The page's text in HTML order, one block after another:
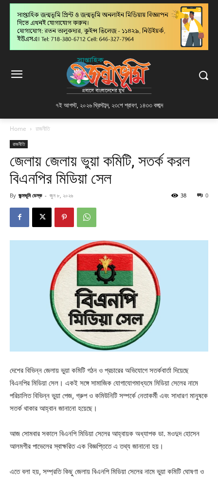
৭ই আগস্ট, ২০২৬ খ্রিস্টাব্দ, ২৩শে শ্রাবণ, ১৪৩৩ বঙ্গাব্দ
Home রাজনীতি
রাজনীতি
জেলায় জেলায় ভুয়া কমিটি, সতর্ক করল
বিএনপির মিডিয়া সেল
By জন্মভূমি ডেস্ক - জুন ৮, ২০২৬ 0
38
দেশের বিভিন্ন জেলায় ভুয়া কমিটি গঠন ও প্রচারের অভিযোগে সতর্কবার্তা দিয়েছে
বিএনপির মিডিয়া সেল। একই সঙ্গে সামাজিক যোগাযোগমাধ্যমে মিডিয়া সেলের নামে
পরিচালিত বিভিন্ন ভুয়া পেজ, গ্রুপ ও কমিউনিটি সম্পর্কে নেতাকর্মী এবং সাধারণ মানুষকে
সতর্ক থাকার আহ্বান জানানো হয়েছে।
আজ সোমবার সকালে বিএনপি মিডিয়া সেলের আহ্বায়ক অধ্যাপক ডা. মওদুদ হোসেন
আলমগীর পাভেলের স্বাক্ষরিত এক বিজ্ঞপ্তিতে এ তথ্য জানানো হয়।
এতে বলা হয়, সম্প্রতি কিছু জেলায় বিএনপি মিডিয়া সেলের নামে ভুয়া কমিটি ঘোষণা ও